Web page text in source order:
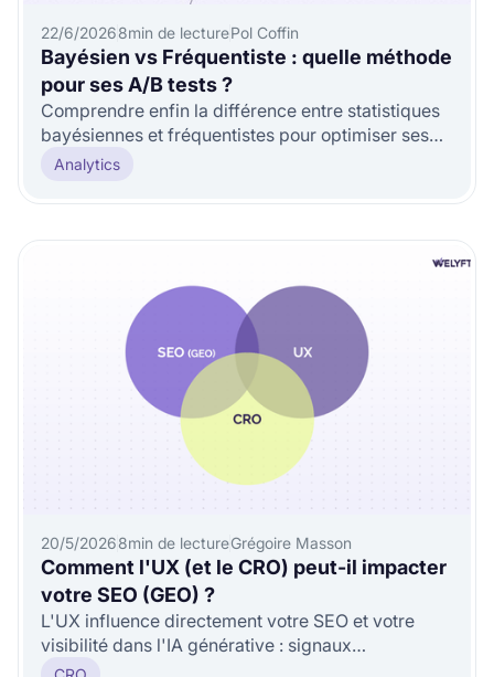
22/6/20268min de lecturePol Coffin
Bayésien vs Fréquentiste : quelle méthode
pour ses A/B tests ?
Comprendre enfin la différence entre statistiques
bayésiennes et fréquentistes pour optimiser ses
A/B tests.
Analytics
20/5/20268min de lectureGrégoire Masson
Comment l'UX (et le CRO) peut-il impacter
votre SEO (GEO) ?
L'UX influence directement votre SEO et votre
visibilité dans l'IA générative : signaux
comportementaux, lisibilité, ...